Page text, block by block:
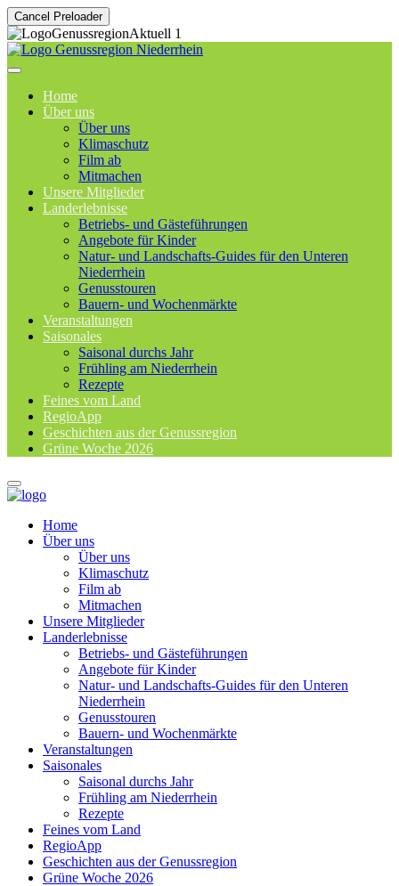
Cancel Preloader
Home
Über uns
Über uns
Klimaschutz
Film ab
Mitmachen
Unsere Mitglieder
Landerlebnisse
Betriebs- und Gästeführungen
Angebote für Kinder
Natur- und Landschafts-Guides für den Unteren
Niederrhein
Genusstouren
Bauern- und Wochenmärkte
Veranstaltungen
Saisonales
Saisonal durchs Jahr
Frühling am Niederrhein
Rezepte
Feines vom Land
RegioApp
Geschichten aus der Genussregion
Grüne Woche 2026
Home
Über uns
Über uns
Klimaschutz
Film ab
Mitmachen
Unsere Mitglieder
Landerlebnisse
Betriebs- und Gästeführungen
Angebote für Kinder
Natur- und Landschafts-Guides für den Unteren
Niederrhein
Genusstouren
Bauern- und Wochenmärkte
Veranstaltungen
Saisonales
Saisonal durchs Jahr
Frühling am Niederrhein
Rezepte
Feines vom Land
RegioApp
Geschichten aus der Genussregion
Grüne Woche 2026